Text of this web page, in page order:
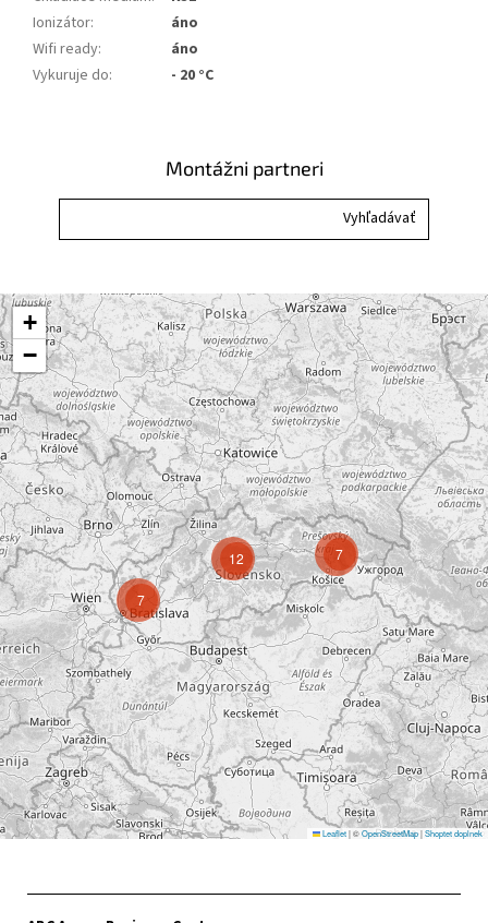
Ionizátor:
áno
Wifi ready:
áno
Vykuruje do: - 20 °C
Montážni partneri
7
7
12
+
−
Leaflet|©OpenStreetMap|Shoptet doplnek